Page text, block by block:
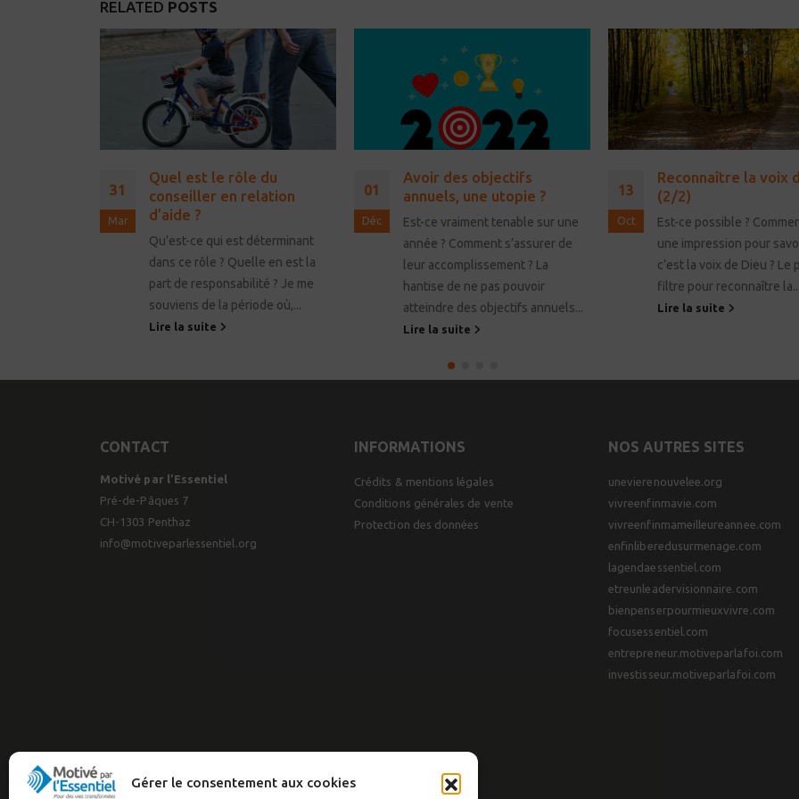
Gérer le consentement aux cookies
RELATED POSTS
31
Mar
Quel est le rôle du
conseiller en relation
d’aide ?
Qu’est-ce qui est déterminant
dans ce rôle ? Quelle en est la
part de responsabilité ? Je me
souviens de la période où,...
Lire la suite
01
Déc
Avoir des objectifs
annuels, une utopie ?
Est-ce vraiment tenable sur une
année ? Comment s’assurer de
leur accomplissement ? La
hantise de ne pas pouvoir
atteindre des objectifs annuels...
Lire la suite
13
Oct
Reconnaître la voix
(2/2)
Est-ce possible ?
une impression pour
c’est la voix de Dieu ? Le
filtre pour reconnaître la...
Lire la suite
CONTACT
Motivé par l’Essentiel
Pré-de-Pâques 7
CH-1303 Penthaz
info@motiveparlessentiel.org
INFORMATIONS
Crédits & mentions légales
Conditions générales de vente
Protection des données
NOS AUTRES SITES
unevierenouvelee.org
vivreenfinmavie.com
vivreenfinmameilleureannee.com
enfinliberedusurmenage.com
lagendaessentiel.com
etreunleadervisionnaire.com
bienpenserpourmieuxvivre.com
focusessentiel.com
entrepreneur.motiveparlafoi.com
investisseur.motiveparlafoi.com